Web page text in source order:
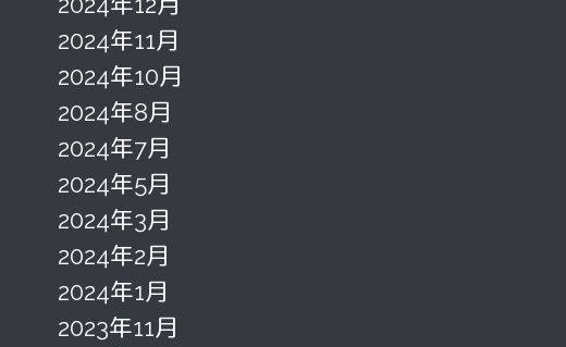
2024年11月
2024年10月
2024年8月
2024年7月
2024年5月
2024年3月
2024年2月
2024年1月
2023年11月